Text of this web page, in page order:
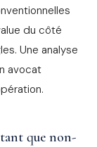
du côté
Une analyse
avocat
que non-